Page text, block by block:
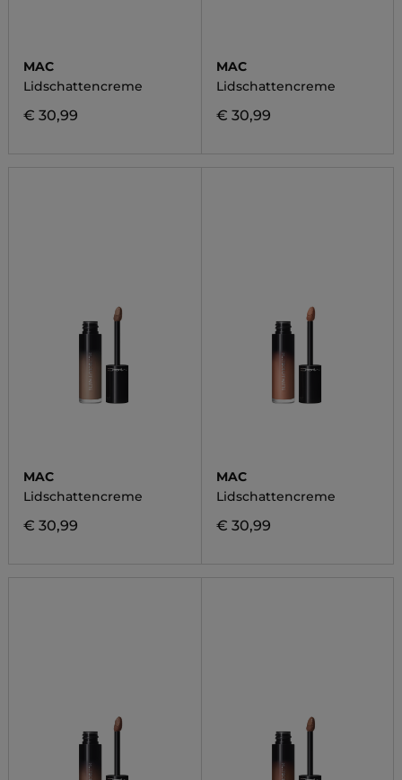
MAC
Lidschattencreme
€ 30,99
MAC
Lidschattencreme
€ 30,99
MAC
Lidschattencreme
€ 30,99
MAC
Lidschattencreme
€ 30,99